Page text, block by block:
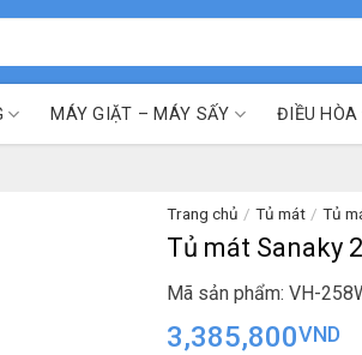
MÁY GIẶT – MÁY SẤY ĐIỀU HÒA
Trang chủ / Tủ mát / Tủ
Tủ mát Sanaky
Mã sản phẩm: VH-
3,385,800VND